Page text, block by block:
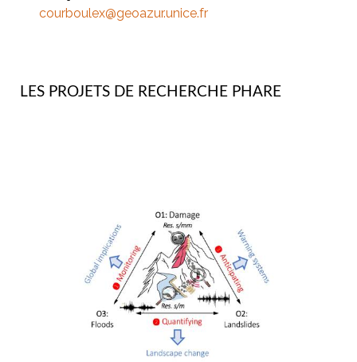
courboulex@geoazur.unice.fr
LES PROJETS DE RECHERCHE PHARE